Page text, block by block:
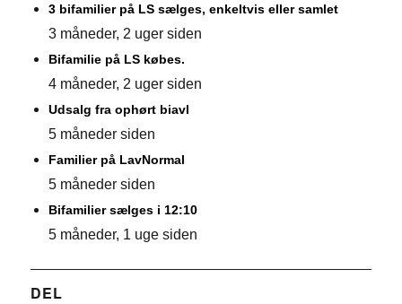
3 bifamilier på LS sælges, enkeltvis eller samlet
3 måneder, 2 uger siden
Bifamilie på LS købes.
4 måneder, 2 uger siden
Udsalg fra ophørt biavl
5 måneder siden
Familier på LavNormal
5 måneder siden
Bifamilier sælges i 12:10
5 måneder, 1 uge siden
DEL